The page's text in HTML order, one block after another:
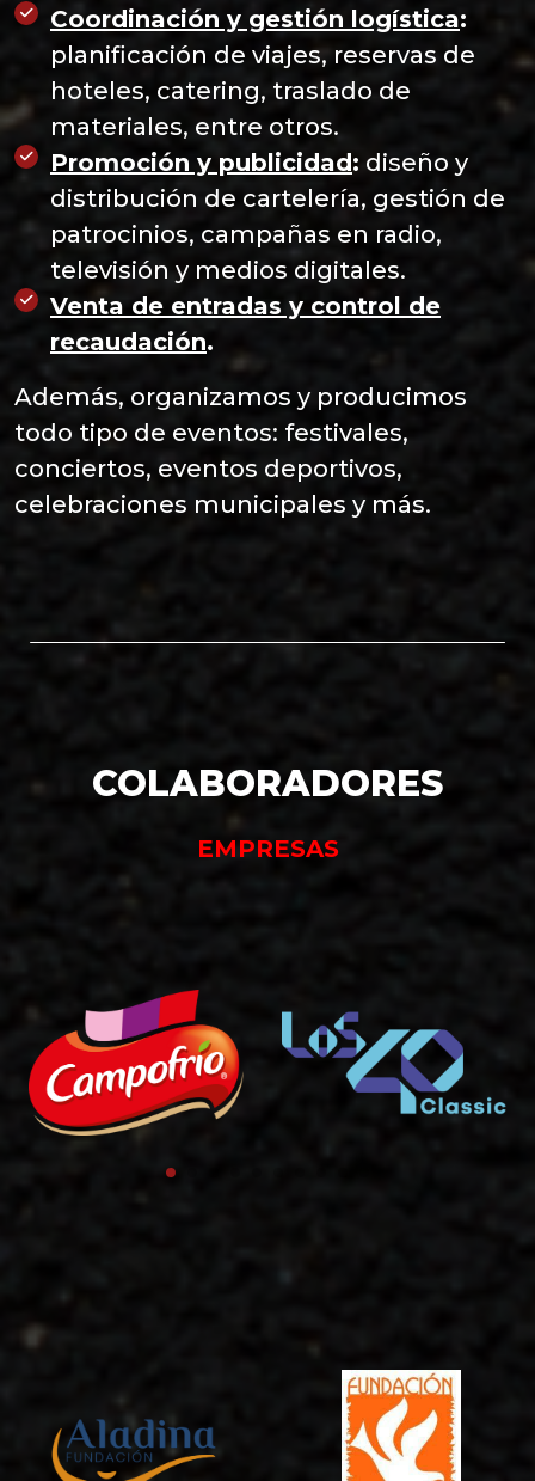
Coordinación y gestión logística:
planificación de viajes, reservas de
hoteles, catering, traslado de
materiales, entre otros.
Promoción y publicidad: diseño y
distribución de cartelería, gestión de
patrocinios, campañas en radio,
televisión y medios digitales.
Venta de entradas y control de
recaudación.
Además, organizamos y producimos
todo tipo de eventos: festivales,
conciertos, eventos deportivos,
celebraciones municipales y más.
COLABORADORES
EMPRESAS